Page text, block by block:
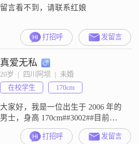
一颗富有同理心
留言看不到，请联系红娘
打招呼 发留言
真爱无私
20岁  |  四川阿坝  |  未婚
在校学生
170cm
大家好，我是一位出生于 2006 年的
男士，身高 170cm##3002##目前我
在阿坝工作，收入一个月在 3000 元
以下##3002##我的学历是高中及以
打招呼 发留言